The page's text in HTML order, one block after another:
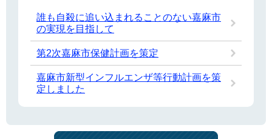
誰も自殺に追い込まれることのない嘉麻市
の実現を目指して
第2次嘉麻市保健計画を策定
嘉麻市新型インフルエンザ等行動計画を策
定しました